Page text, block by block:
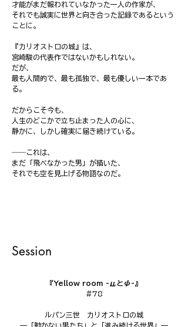
才能がまだ報われていなかった一人の作家が、
それでも誠実に世界と向き合った記録であるという
ことに。
『カリオストロの城』は、
宮崎駿の代表作ではないかもしれない。
だが、
最も人間的で、最も孤独で、最も優しい一本であ
る。
だからこそ今も、
人生のどこかで立ち止まった人の心に、
静かに、しかし確実に届き続けている。
――これは、
まだ「飛べなかった男」が描いた、
それでも空を見上げる物語なのだ。
Session
『Yellow room -μとψ-』
#78
ルパン三世　カリオストロの城
—「動かない男たち」と「進み続ける世界」—